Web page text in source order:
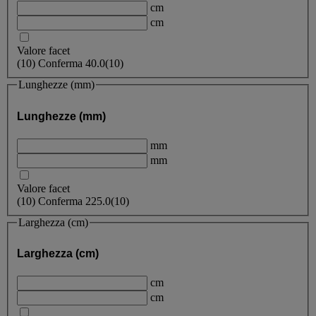
cm
cm
Valore facet
(10) Conferma 40.0(10)
Lunghezze (mm)
Lunghezze (mm)
mm
mm
Valore facet
(10) Conferma 225.0(10)
Larghezza (cm)
Larghezza (cm)
cm
cm